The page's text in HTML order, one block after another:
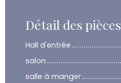
Détail des pièces
Hall d'entrée
salon
salle à manger